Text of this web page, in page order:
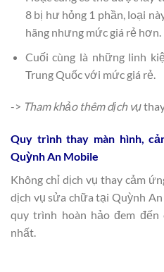
8 bị hư hỏng 1 phần, loại
hãng nhưng mức giá rẻ hơn.
Cuối cùng là những linh
Trung Quốc với mức giá rẻ.
-> Tham khảo thêm dịch vụ
Quy trình thay màn hình,
Quỳnh An Mobile
Không chỉ dịch vụ thay cảm
dịch vụ sửa chữa tại Quỳnh
quy trình hoàn hảo đem đến
nhất.